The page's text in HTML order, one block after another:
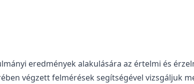
eredmények alakulására az értelmi és
végzett felmérések segítségével vizsgáljuk